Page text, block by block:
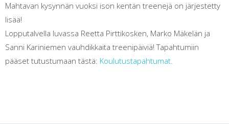
Mahtavan kysynnän vuoksi ison kentän treenejä on järjestetty
lisää!
Lopputalvella luvassa Reetta Pirttikosken, Marko Mäkelän ja
Sanni Kariniemen vauhdikkaita treenipäiviä! Tapahtumiin
pääset tutustumaan tästä: Koulutustapahtumat.